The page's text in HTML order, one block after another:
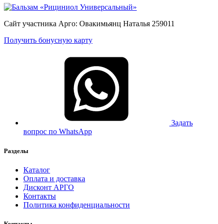
Сайт участника Арго: Овакимьянц Наталья 259011
Получить бонусную карту
Задать
вопрос по WhatsApp
Разделы
Каталог
Оплата и доставка
Дисконт АРГО
Контакты
Политика конфиденциальности